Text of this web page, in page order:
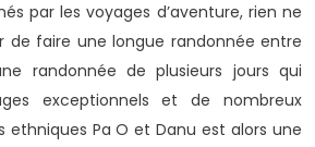
par les voyages d’aventure, rien ne
de faire une longue randonnée entre
randonnée de plusieurs jours qui
exceptionnels et de nombreux
ethniques Pa O et Danu est alors une